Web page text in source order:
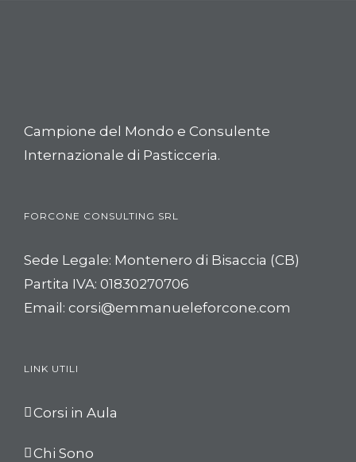
Campione del Mondo e Consulente
Internazionale di Pasticceria.
FORCONE CONSULTING SRL
Sede Legale: Montenero di Bisaccia (CB)
Partita IVA: 01830270706
Email: corsi@emmanueleforcone.com
LINK UTILI
Corsi in Aula
Chi Sono